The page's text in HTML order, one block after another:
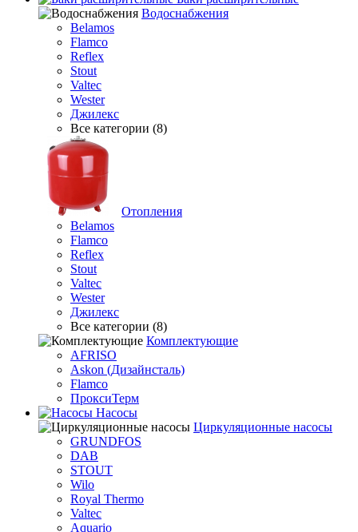
Водоснабжения
Belamos
Flamco
Reflex
Stout
Valtec
Wester
Джилекс
Все категории (8)
Отопления
Belamos
Flamco
Reflex
Stout
Valtec
Wester
Джилекс
Все категории (8)
Комплектующие
AFRISO
Askon (Дизайнсталь)
Flamco
ПроксиТерм
Насосы
Циркуляционные насосы
GRUNDFOS
DAB
STOUT
Wilo
Royal Thermo
Valtec
Aquario